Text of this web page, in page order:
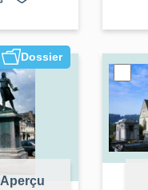
Dossier
Aperçu